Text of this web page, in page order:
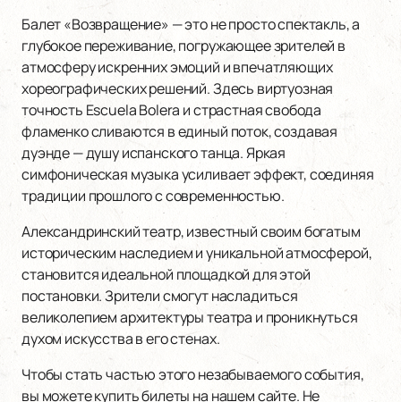
Балет «Возвращение» — это не просто спектакль, а
глубокое переживание, погружающее зрителей в
атмосферу искренних эмоций и впечатляющих
хореографических решений. Здесь виртуозная
точность Escuela Bolera и страстная свобода
фламенко сливаются в единый поток, создавая
дуэнде — душу испанского танца. Яркая
симфоническая музыка усиливает эффект, соединяя
традиции прошлого с современностью.
Александринский театр, известный своим богатым
историческим наследием и уникальной атмосферой,
становится идеальной площадкой для этой
постановки. Зрители смогут насладиться
великолепием архитектуры театра и проникнуться
духом искусства в его стенах.
Чтобы стать частью этого незабываемого события,
вы можете купить билеты на нашем сайте. Не